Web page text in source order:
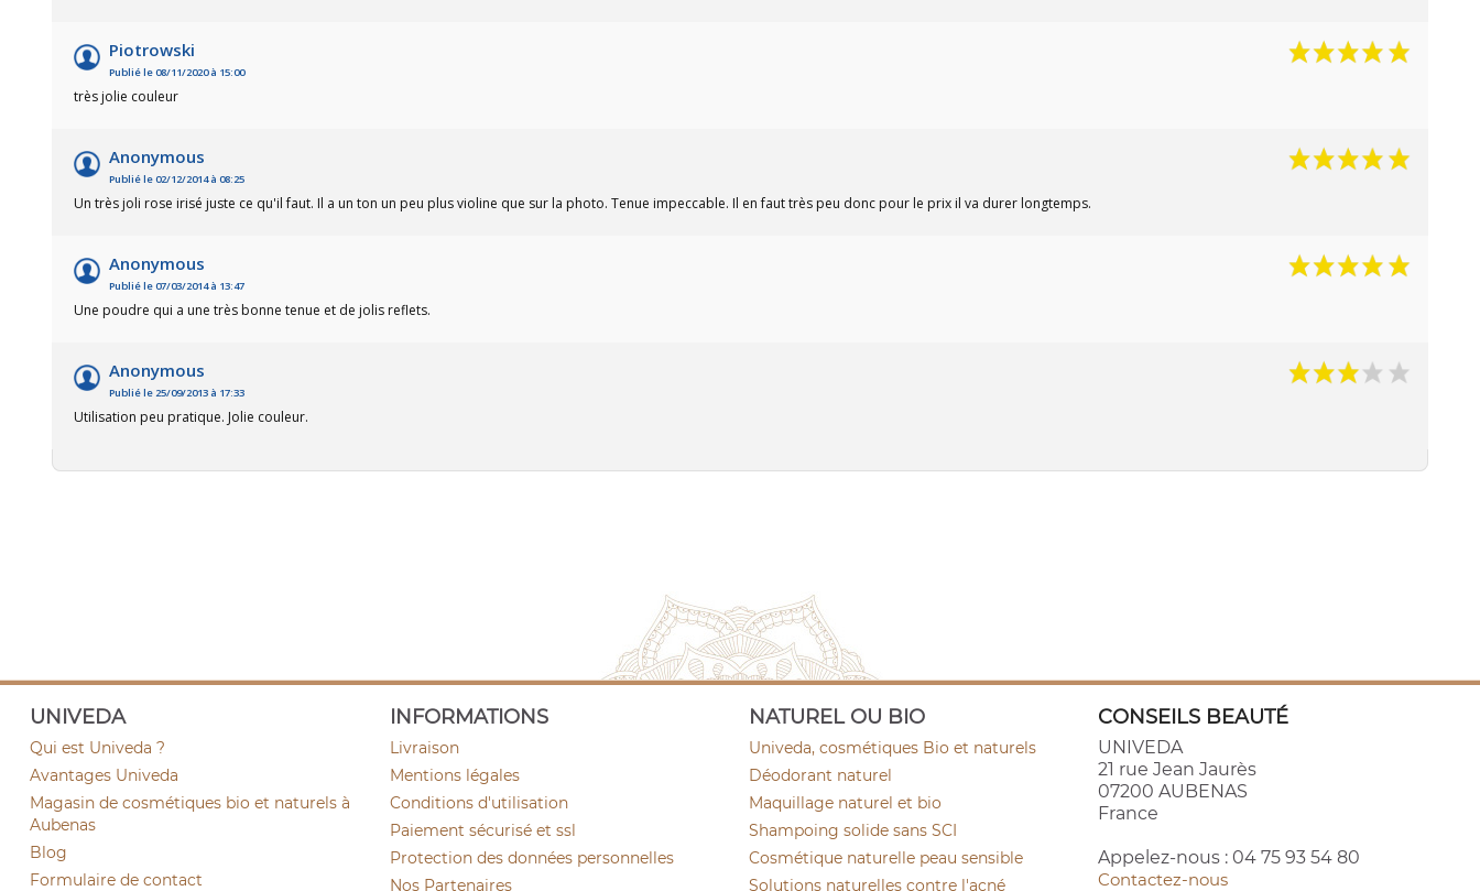
Piotrowski
Publié le 08/11/2020 à 15:00
très jolie couleur
Anonymous
Publié le 02/12/2014 à 08:25
Un très joli rose irisé juste ce qu'il faut. Il a un ton un peu plus violine que sur la photo. Tenue impeccable. Il en faut très peu donc pour le prix il va durer longtemps.
Anonymous
Publié le 07/03/2014 à 13:47
Une poudre qui a une très bonne tenue et de jolis reflets.
Anonymous
Publié le 25/09/2013 à 17:33
Utilisation peu pratique. Jolie couleur.
UNIVEDA
Qui est Univeda ?
Avantages Univeda
Magasin de cosmétiques bio et naturels à
Aubenas
Blog
Formulaire de contact
INFORMATIONS
Livraison
Mentions légales
Conditions d'utilisation
Paiement sécurisé et ssl
Protection des données personnelles
Nos Partenaires
NATUREL OU BIO
Univeda, cosmétiques Bio et naturels
Déodorant naturel
Maquillage naturel et bio
Shampoing solide sans SCI
Cosmétique naturelle peau sensible
Solutions naturelles contre l'acné
CONSEILS BEAUTÉ
UNIVEDA
21 rue Jean Jaurès
07200 AUBENAS
France
Appelez-nous : 04 75 93 54 80
Contactez-nous